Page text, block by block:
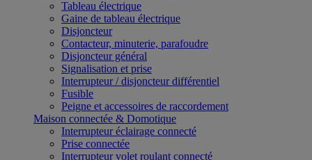
Tableau électrique
Gaine de tableau électrique
Disjoncteur
Contacteur, minuterie, parafoudre
Disjoncteur général
Signalisation et prise
Interrupteur / disjoncteur différentiel
Fusible
Peigne et accessoires de raccordement
Maison connectée & Domotique
Interrupteur éclairage connecté
Prise connectée
Interrupteur volet roulant connecté